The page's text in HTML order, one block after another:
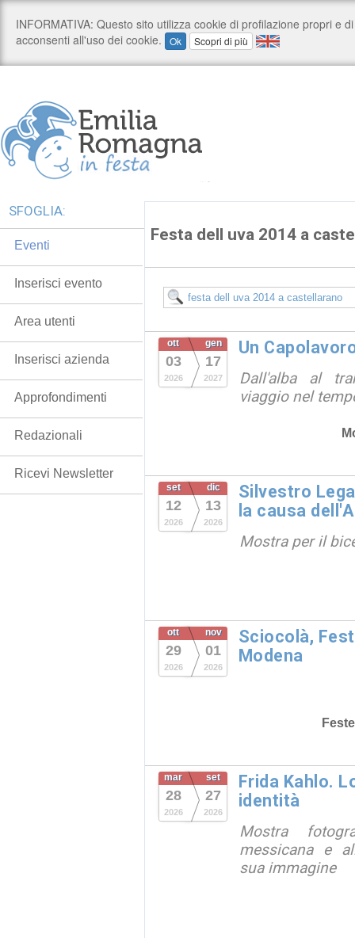
Festa dell uva 2014 a
ott
03
2026
gen
17
2027
Un
Dall'alba al
viaggio nel
set
12
2026
dic
13
2026
Silvestro
la causa
Mostra per il
ott
29
2026
nov
01
2026
Sciocolà,
Modena
Feste
mar
28
2026
set
27
2026
Frida Kahlo.
identità
Mostra
messicana e
sua immagine
SFOGLIA:
Eventi
Inserisci evento
Area utenti
Inserisci azienda
Approfondimenti
Redazionali
Ricevi Newsletter